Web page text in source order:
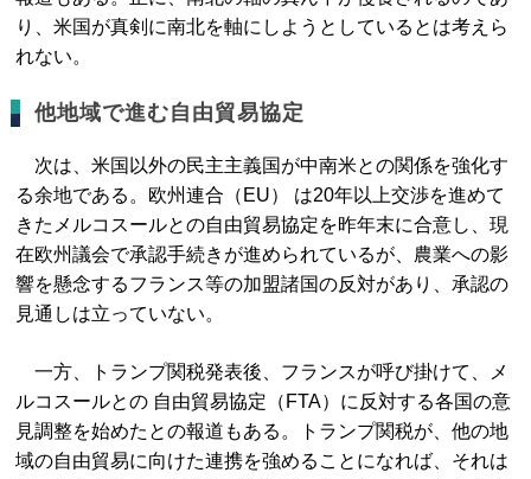
り、米国が真剣に南北を軸にしようとしているとは考えら
れない。
他地域で進む自由貿易協定
次は、米国以外の民主主義国が中南米との関係を強化す
る余地である。欧州連合（EU） は20年以上交渉を進めて
きたメルコスールとの自由貿易協定を昨年末に合意し、現
在欧州議会で承認手続きが進められているが、農業への影
響を懸念するフランス等の加盟諸国の反対があり、承認の
見通しは立っていない。
一方、トランプ関税発表後、フランスが呼び掛けて、メ
ルコスールとの 自由貿易協定（FTA）に反対する各国の意
見調整を始めたとの報道もある。トランプ関税が、他の地
域の自由貿易に向けた連携を強めることになれば、それは